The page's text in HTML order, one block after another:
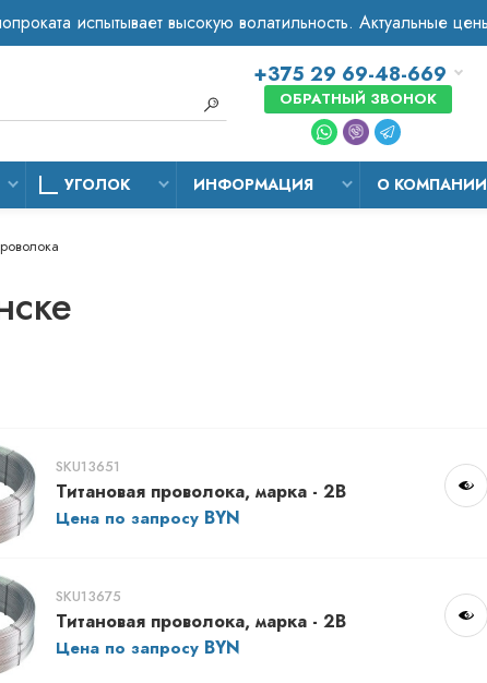
+375 29 69-48-669
ОБРАТНЫЙ ЗВОНОК
УГОЛОК ИНФОРМАЦИЯ О КОМПАНИИ
SKU13651
Титановая проволока, марка - 2В
Цена по запросу
SKU13675
Титановая проволока, марка - 2В
Цена по запросу